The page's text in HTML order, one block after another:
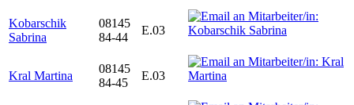
Kobarschik
Sabrina
08145
84-44
E.03
Kral Martina
08145
84-45
E.03